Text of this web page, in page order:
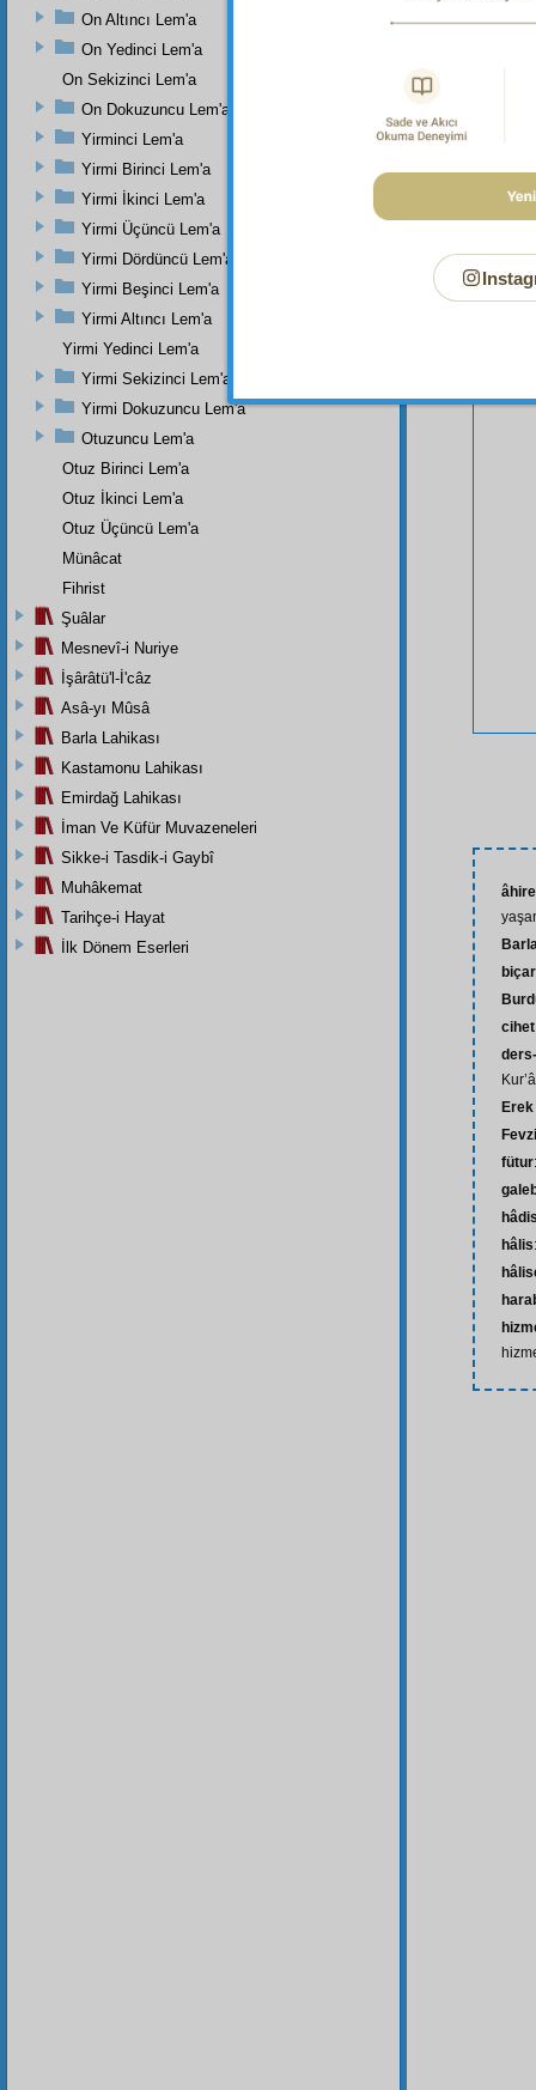
cihet
Erek
fütur
hâlis
On Altıncı Lem'a
On Yedinci Lem'a
On Sekizinci Lem'a
On Dokuzuncu Lem'a
Yirminci Lem'a
Yirmi Birinci Lem'a
Yirmi İkinci Lem'a
Yirmi Üçüncü Lem'a
Yirmi Dördüncü Lem'a
Yirmi Beşinci Lem'a
Yirmi Altıncı Lem'a
Yirmi Yedinci Lem'a
Yirmi Sekizinci Lem'a
Yirmi Dokuzuncu Lem'a
Otuzuncu Lem'a
Otuz Birinci Lem'a
Otuz İkinci Lem'a
Otuz Üçüncü Lem'a
Münâcat
Fihrist
Şuâlar
Mesnevî-i Nuriye
İşârâtü'l-İ'câz
Asâ-yı Mûsâ
Barla Lahikası
Kastamonu Lahikası
Emirdağ Lahikası
İman Ve Küfür Muvazeneleri
Sikke-i Tasdik-i Gaybî
Muhâkemat
Tarihçe-i Hayat
İlk Dönem Eserleri